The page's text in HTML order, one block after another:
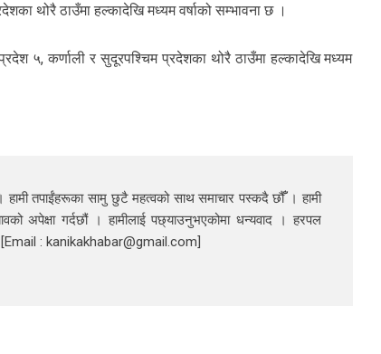
थोरै ठाउँमा हल्कादेखि मध्यम वर्षाको सम्भावना छ ।
५, कर्णाली र सुदूरपश्चिम प्रदेशका थोरै ठाउँमा हल्कादेखि मध्यम
हामी तपाईंहरूका सामु छुटै महत्वको साथ समाचार पस्कदै छौँँ । हामी
अपेक्षा गर्दछौं । हामीलाई पछ्याउनुभएकोमा धन्यवाद । हरपल
[Email : kanikakhabar@gmail.com]